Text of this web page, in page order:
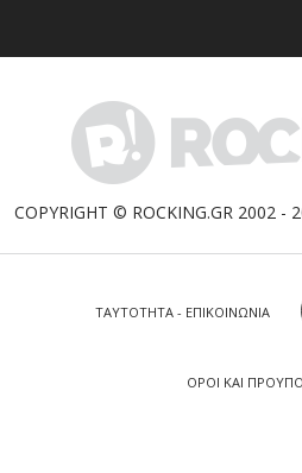
COPYRIGHT © ROCKING.GR 2002 -
ΤΑΥΤΟΤΗΤΑ - ΕΠΙΚΟΙΝΩΝΙΑ
ΟΡΟΙ ΚΑΙ